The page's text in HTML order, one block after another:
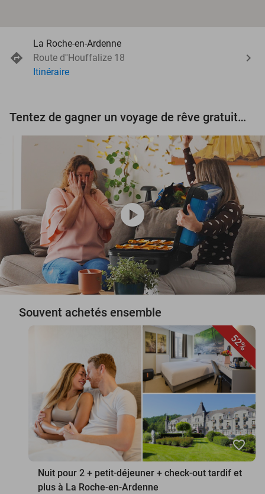
La Roche-en-Ardenne
Route d''Houffalize 18
Itinéraire
Tentez de gagner un voyage de rêve gratuit d'une valeur de 3.000 € !
play_circle
Souvent achetés ensemble
52%
favorite_border
Nuit pour 2 + petit-déjeuner + check-out tardif et
plus à La Roche-en-Ardenne